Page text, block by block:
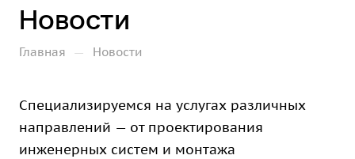
Новости
Главная — Новости
Специализируемся на услугах различных
направлений — от проектирования
инженерных систем и монтажа